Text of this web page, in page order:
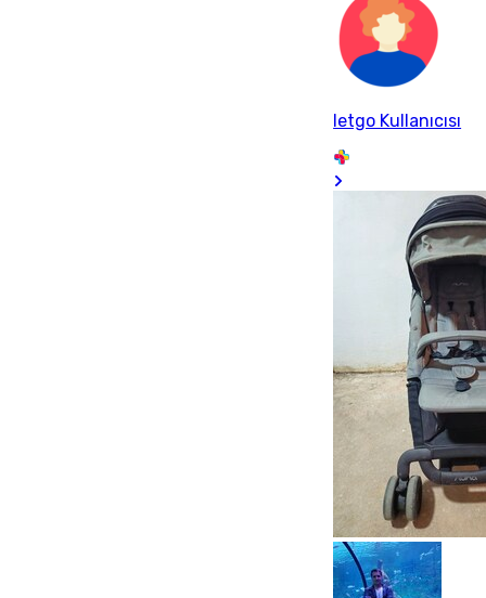
letgo Kullanıcısı